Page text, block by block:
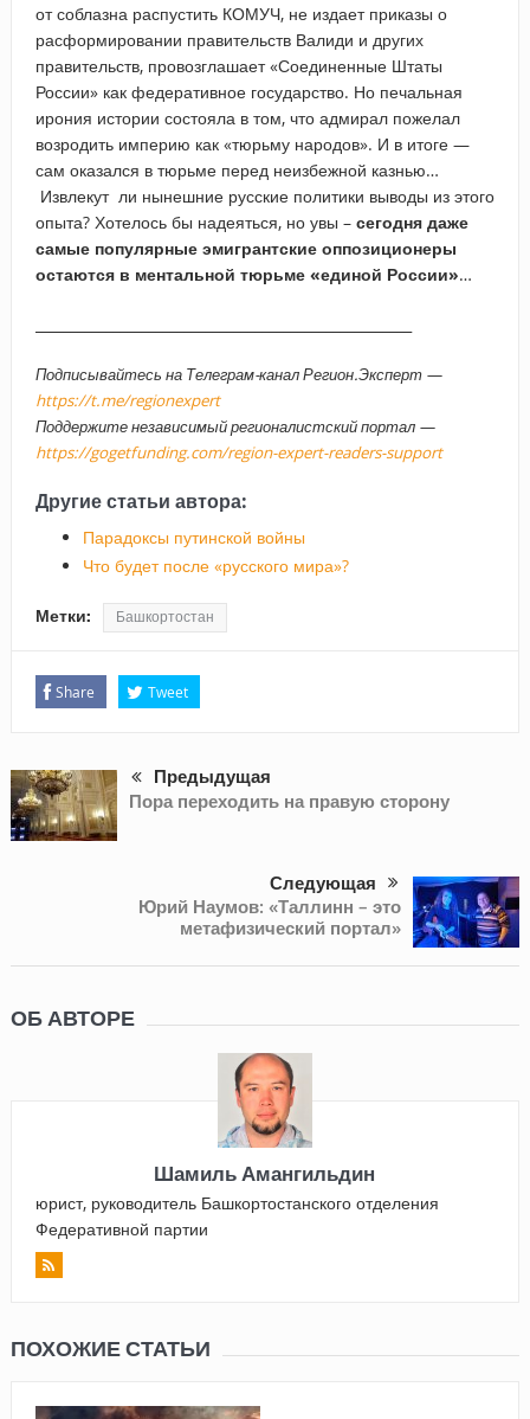
от соблазна распустить КОМУЧ, не издает приказы о
расформировании правительств Валиди и других
правительств, провозглашает «Соединенные Штаты
России» как федеративное государство. Но печальная
ирония истории состояла в том, что адмирал пожелал
возродить империю как «тюрьму народов». И в итоге —
сам оказался в тюрьме перед неизбежной казнью…
Извлекут ли нынешние русские политики выводы из этого
опыта? Хотелось бы надеяться, но увы – сегодня даже
самые популярные эмигрантские оппозиционеры
остаются в ментальной тюрьме «единой России»…
Подписывайтесь на Телеграм-канал Регион.Эксперт —
https://t.me/regionexpert
Поддержите независимый регионалистский портал —
https://gogetfunding.com/region-expert-readers-support
Другие статьи автора:
Парадоксы путинской войны
Что будет после «русского мира»?
Метки: Башкортостан
Share Tweet
Предыдущая
Пора переходить на правую сторону
Следующая
Юрий Наумов: «Таллинн – это
метафизический портал»
ОБ АВТОРЕ
Шамиль Амангильдин
юрист, руководитель Башкортостанского отделения
Федеративной партии
ПОХОЖИЕ СТАТЬИ